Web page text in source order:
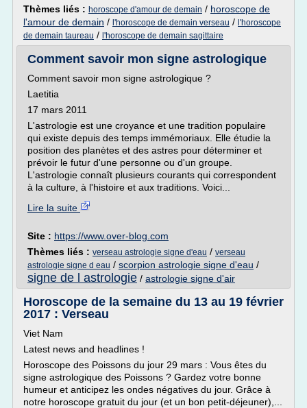
Thèmes liés : horoscope d'amour de demain / horoscope de
l'amour de demain / l'horoscope de demain verseau / l'horoscope
de demain taureau / l'horoscope de demain sagittaire
Comment savoir mon signe astrologique
Comment savoir mon signe astrologique ?
Laetitia
17 mars 2011
L'astrologie est une croyance et une tradition populaire
qui existe depuis des temps immémoriaux. Elle étudie la
position des planètes et des astres pour déterminer et
prévoir le futur d'une personne ou d'un groupe.
L'astrologie connaît plusieurs courants qui correspondent
à la culture, à l'histoire et aux traditions. Voici...
Lire la suite
Site : https://www.over-blog.com
Thèmes liés : verseau astrologie signe d'eau / verseau
astrologie signe d eau / scorpion astrologie signe d'eau /
signe de l astrologie / astrologie signe d'air
Horoscope de la semaine du 13 au 19 février
2017 : Verseau
Viet Nam
Latest news and headlines !
Horoscope des Poissons du jour 29 mars : Vous êtes du
signe astrologique des Poissons ? Gardez votre bonne
humeur et anticipez les ondes négatives du jour. Grâce à
notre horoscope gratuit du jour (et un bon petit-déjeuner),...